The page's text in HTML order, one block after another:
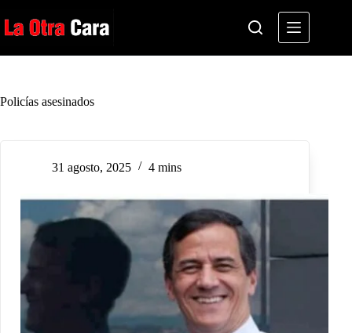
al
contenido
Policías asesinados
31 agosto, 2025 4 mins